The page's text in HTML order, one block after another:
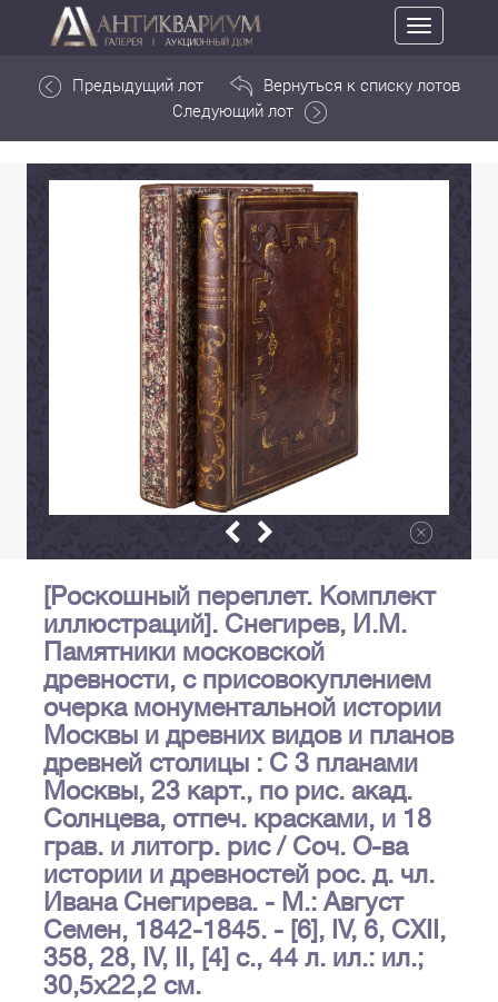
Toggle
navigation
Предыдущий лот
Вернуться к списку лотов
Следующий лот
[Роскошный переплет. Комплект
иллюстраций]. Снегирев, И.М.
Памятники московской
древности, с присовокуплением
очерка монументальной истории
Москвы и древних видов и планов
древней столицы : С 3 планами
Москвы, 23 карт., по рис. акад.
Солнцева, отпеч. красками, и 18
грав. и литогр. рис / Соч. О-ва
истории и древностей рос. д. чл.
Ивана Снегирева. - М.: Август
Семен, 1842-1845. - [6], IV, 6, CXII,
358, 28, IV, II, [4] с., 44 л. ил.: ил.;
30,5х22,2 см.